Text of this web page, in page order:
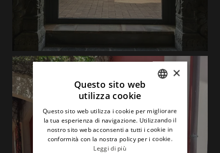
ENGLISH
×
Questo sito web
utilizza cookie
Questo sito web utilizza i cookie per migliorare
la tua esperienza di navigazione. Utilizzando il
nostro sito web acconsenti a tutti i cookie in
conformità con la nostra policy per i cookie.
Leggi di più